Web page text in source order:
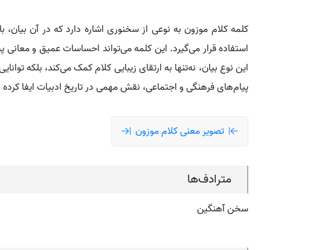
کلمه کلام موزون به نوعی از سخنوری اشاره دارد که در آن
استفاده قرار می‌گیرد. این کلمه می‌تواند احساسات عمیق و معانی
این نوع بیان، نه‌تنها به ارتقای زیبایی کلام کمک می‌کند، بلکه
پیام‌های فرهنگی و اجتماعی، نقش مهمی در تاریخ ادبیات ایفا
تصویر معنی کلام موزون
مترادف‌ها
سخن آهنگین